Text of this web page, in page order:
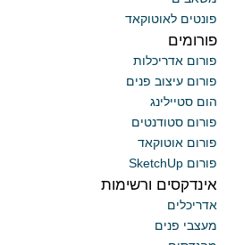
פונטים לאוטוקאד
פורומים
פורום אדריכלות
פורום עיצוב פנים
הום סטיילינג
פורום סטודנטים
פורום אוטוקאד
פורום SketchUp
אינדקסים ורשימות
אדריכלים
מעצבי פנים